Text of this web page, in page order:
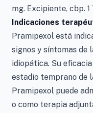
mg. Excipiente, cbp.
Indicaciones
Pramipexol está
signos y síntomas de
idiopática. Su
estadio temprano de
Pramipexol puede
o como terapia